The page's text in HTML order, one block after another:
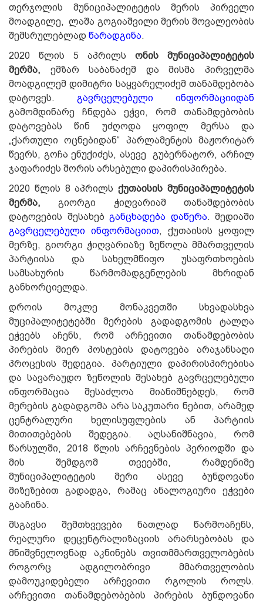
თერჯოლის მუნიციპალიტეტის მერის პირველი
მოადგილე, ლაშა გოგიაშვილი მერის მოვალეობის
შემსრულებლად წარადგინა.
2020 წლის 5 აპრილს ონის მუნიციპალიტეტის
მერმა, ემზარ საბანაძემ და მისმა პირველმა
მოადგილემ დიმიტრი საყვარელიძემ თანამდებობა
დატოვეს. გავრცელებული ინფორმაციიდან
გამომდინარე ჩნდება ეჭვი, რომ თანამდებობის
დატოვებას წინ უძღოდა ყოფილ მერსა და
„ქართული ოცნებიდან“ პარლამენტის მაჟორიტარ
წევრს, გოჩა ენუქიძეს, ასევე გუბერნატორ, არჩილ
ჯაფარიძეს შორის არსებული დაპირისპირება.
2020 წლის 8 აპრილსქუთაისის მუნიციპალიტეტის
მერმა, გიორგი ჭიღვარიამ თანამდებობის
დატოვების შესახებ განცხადება დაწერა. მედიაში
გავრცელებული ინფორმაციით, ქუთაისის ყოფილ
მერზე, გიორგი ჭიღვარიაზე ზეწოლა მმართველის
პარტიისა და სახელმწიფო უსაფრთხოების
სამსახურის წარმომადგენლების მხრიდან
განხორციელდა.
დროის მოკლე მონაკვეთში სხვადასხვა
მუციპალიტეტებში მერების გადადგომის ტალღა
ეჭვებს აჩენს, რომ არჩევითი თანამდებობის
პირების მიერ პოსტების დატოვება არაჯანსაღი
პროცესის შედეგია. პარტიული დაპირისპირებისა
და სავარაუდო ზეწოლის შესახებ გავრცელებული
ინფორმაცია შესაძლოა მიანიშნებდეს, რომ
მერების გადადგომა არა საკუთარი ნებით, არამედ
ცენტრალური ხელისუფლების ან პარტიის
მითითებების შედეგია. აღსანიშნავია, რომ
წარსულში, 2018 წლის არჩევნების პერიოდში და
მის შემდგომ თვეებში, რამდენიმე
მუნიციპალიტეტის მერი ასევე ბუნდოვანი
მიზეზებით გადადგა, რამაც ანალოგიური ეჭვები
გააჩინა.
მსგავსი შემთხვევები ნათლად წარმოაჩენს,
რეალური დეცენტრალიზაციის არარსებობას და
მნიშვნელოვნად აკნინებს თვითმმართველობების
როგორც ადგილობრივი მმართველობის
დამოუკიდებელი არჩევითი რგოლის როლს.
არჩევითი თანამდებობების პირების ბუნდოვანი